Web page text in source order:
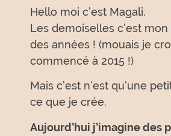
Hello moi c’est Magali.
Les demoiselles c’est
des années ! (mouais je
commencé à 2015 !)
Mais c’est n’est qu’une
ce que je crée.
Aujourd’hui j’imagine des